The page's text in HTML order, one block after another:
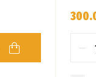
−